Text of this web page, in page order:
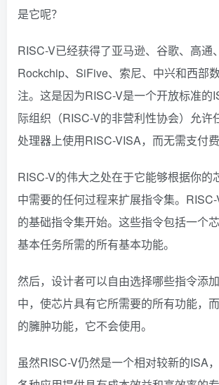
是它呢？
RISC-V已经获得了亚马逊、谷歌、高通
Rockchip、SiFive、索尼、中兴和西部
注。这是因为RISC-V是一个开放标准的
际组织（RISC-V的非营利性协会）允许
处理器上使用RISC-VISA，而无需支付费
RISC-V的伟大之处在于它能够根据你的
中需要的任何过程来扩展指令集。
的基础指令集开始。这些指令包括一个
基本任务所需的所有基本功能。
然后，设计者可以自由选择哪些指令添
中，使芯片具有它所需要的所有功能，
的臃肿功能，它不会使用。
虽然RISC-V仍然是一个相对较新的ISA